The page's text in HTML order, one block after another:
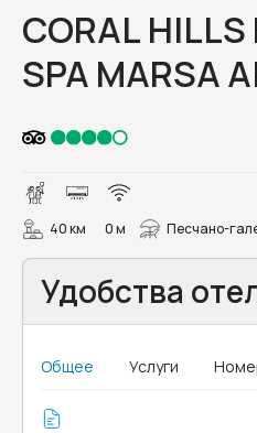
CORAL HILLS
SPA MARSA
40 км 0 м Песчано-
Удобства
Общее Услуги